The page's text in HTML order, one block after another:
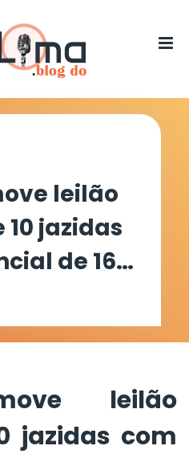
leilão
jazidas
de 169
de
leilão
jazidas com